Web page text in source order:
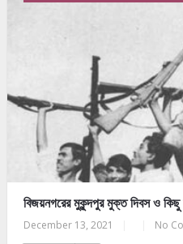
বিজয়নগরের মুকুন্দপুর মুক্ত দিবস ও কিছু
December 13, 2021 No